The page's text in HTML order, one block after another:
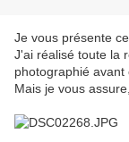
Je vous présente
J'ai réalisé toute la
photographié
Mais je vous